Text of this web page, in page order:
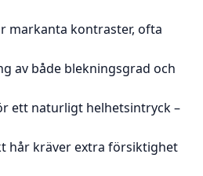
markanta kontraster, ofta
av både blekningsgrad och
ett naturligt helhetsintryck –
hår kräver extra försiktighet